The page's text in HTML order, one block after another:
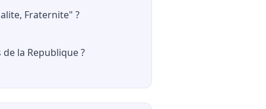
Fraternite" ?
la Republique ?